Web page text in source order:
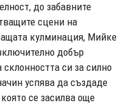
до забавните
сцени на
кулминация, Мийке
добър
си за силно
успява да създаде
се засилва още